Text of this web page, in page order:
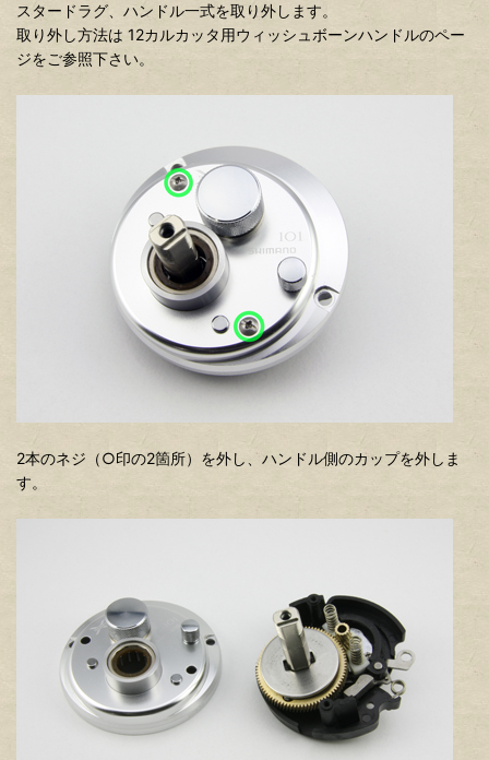
スタードラグ、ハンドル一式を取り外します。
取り外し方法は 12カルカッタ用ウィッシュボーンハンドルのペー
ジをご参照下さい。
2本のネジ（○印の2箇所）を外し、ハンドル側のカップを外しま
す。